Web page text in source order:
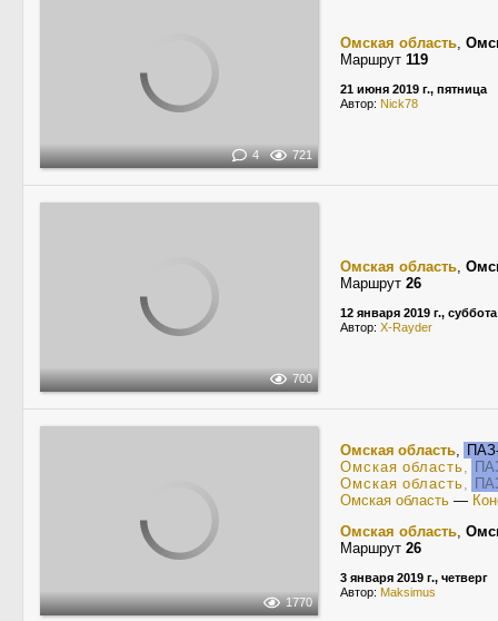
4 721
Омская область,
Маршрут 119
21 июня 2019 г., пятница
Автор: Nick78
700
Омская область,
Маршрут 26
12 января 2019 г., суббота
Автор: X-Rayder
1770
Омская область,
Омская область,
Омская область,
Омская область —
Омская область,
Маршрут 26
3 января 2019 г., четверг
Автор: Maksimus